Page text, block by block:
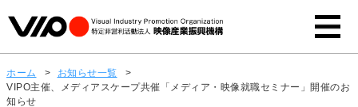
ホーム > お知らせ一覧
>
VIPO主催、メディアスケープ共催「メディア・映像就職セミナー」開催のお
知らせ